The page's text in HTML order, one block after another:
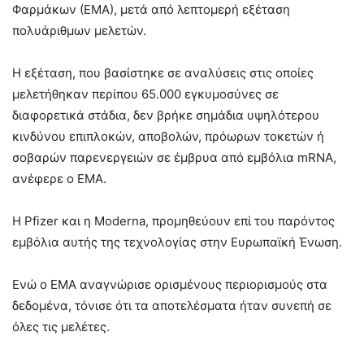
Φαρμάκων (ΕΜΑ), μετά από λεπτομερή εξέταση
πολυάριθμων μελετών.
Η εξέταση, που βασίστηκε σε αναλύσεις στις οποίες
μελετήθηκαν περίπου 65.000 εγκυμοσύνες σε
διαφορετικά στάδια, δεν βρήκε σημάδια υψηλότερου
κινδύνου επιπλοκών, αποβολών, πρόωρων τοκετών ή
σοβαρών παρενεργειών σε έμβρυα από εμβόλια mRNA,
ανέφερε ο ΕΜΑ.
Η Pfizer και η Moderna, προμηθεύουν επί του παρόντος
εμβόλια αυτής της τεχνολογίας στην Ευρωπαϊκή Ένωση.
Ενώ ο EMA αναγνώρισε ορισμένους περιορισμούς στα
δεδομένα, τόνισε ότι τα αποτελέσματα ήταν συνεπή σε
όλες τις μελέτες.